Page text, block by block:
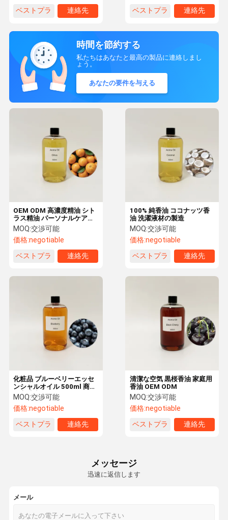
ベストプラ
連絡先
ベストプラ
連絡先
時間を節約する
私たちはあなたと最高の製品に連絡しまし
ょう。
あなたの要件を与える
100% 純香油 ココナッツ香
油 洗濯液材の製造
MOQ:交渉可能
価格:negotiable
ベストプラ
連絡先
OEM ODM 高濃度精油 シト
ラス精油 パーソナルケアに
お香り
MOQ:交渉可能
価格:negotiable
ベストプラ
連絡先
清潔な空気 黒桜香油 家庭用
香油 OEM ODM
MOQ:交渉可能
価格:negotiable
ベストプラ
連絡先
化粧品 ブルーベリーエッセ
ンシャルオイル 500ml 商業
用高濃度エッセンシャルオ
イル
MOQ:交渉可能
価格:negotiable
ベストプラ
連絡先
メッセージ
迅速に返信します
メール